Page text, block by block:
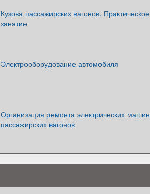
Кузова пассажирских вагонов. Практическое
занятие
Электрооборудование автомобиля
Организация ремонта электрических машин
пассажирских вагонов